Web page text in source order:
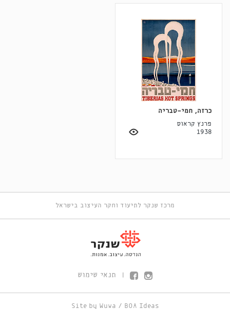
כרזה, חמי-טבריה
פרנץ קראוס
1938
מרכז שנקר לתיעוד וחקר העיצוב בישראל
תנאי שימוש
Site by Wuwa / BOA Ideas